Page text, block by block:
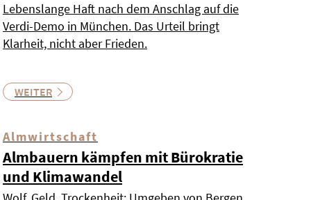
Lebenslange Haft nach dem Anschlag auf die
Verdi-Demo in München. Das Urteil bringt
Klarheit, nicht aber Frieden.
WEITER
Almwirtschaft
Almbauern kämpfen mit Bürokratie
und Klimawandel